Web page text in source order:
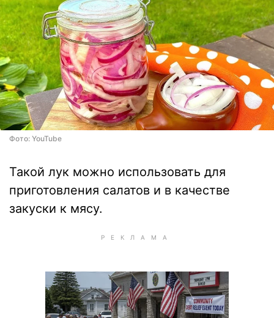
Фото: YouTube
Такой лук можно использовать для
приготовления салатов и в качестве
закуски к мясу.